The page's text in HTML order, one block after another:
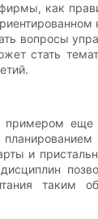
как
вопросы
стать
примером
и
таким